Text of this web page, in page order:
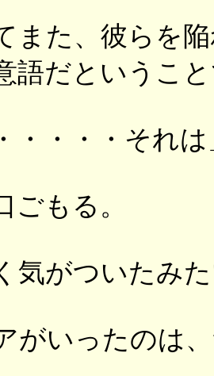
また、彼らを
語だというこ
・・・・それは
ごもる。
気がついたみ
がいったのは